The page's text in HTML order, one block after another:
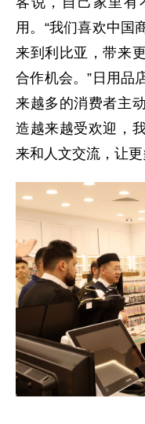
用。“我们喜欢中国
来到利比亚，带来
合作机会。”日用品
来越多的消费者主
造越来越受欢迎，
来和人文交流，让更